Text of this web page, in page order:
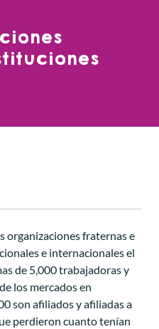
organizaciones fraternas e
e internacionales el
de 5,000 trabajadoras y
los mercados en
son afiliados y afiliadas a
perdieron cuanto tenían